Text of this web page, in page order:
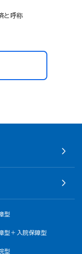
と呼称
型
型＋入院保障型
型